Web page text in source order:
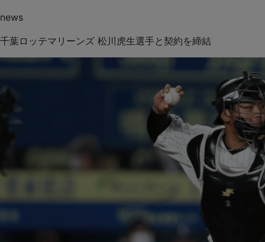
news
千葉ロッテマリーンズ 松川虎生選手と契約を締結